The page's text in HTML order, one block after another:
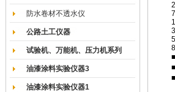
防水卷材不透水仪
公路土工仪器
试验机、万能机、压力机系列
油漆涂料实验仪器3
油漆涂料实验仪器1